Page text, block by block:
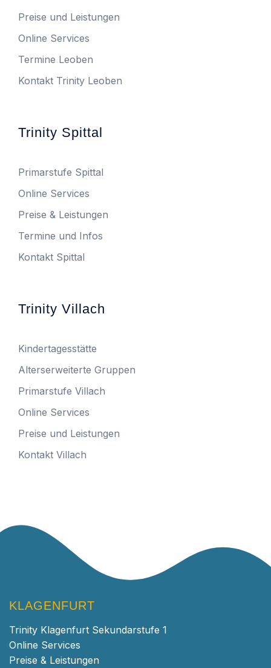
Preise und Leistungen
Online Services
Termine Leoben
Kontakt Trinity Leoben
Trinity Spittal
Primarstufe Spittal
Online Services
Preise & Leistungen
Termine und Infos
Kontakt Spittal
Trinity Villach
Kindertagesstätte
Alterserweiterte Gruppen
Primarstufe Villach
Online Services
Preise und Leistungen
Kontakt Villach
KLAGENFURT
Trinity Klagenfurt Sekundarstufe 1
Online Services
Preise & Leistungen